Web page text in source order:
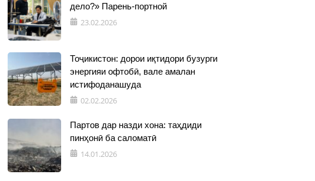
дело?» Парень-портной
23.02.2026
Тоҷикистон: дорои иқтидори бузурги
энергияи офтобӣ, вале амалан
истифоданашуда
02.02.2026
Партов дар назди хона: таҳдиди
пинҳонӣ ба саломатӣ
14.01.2026